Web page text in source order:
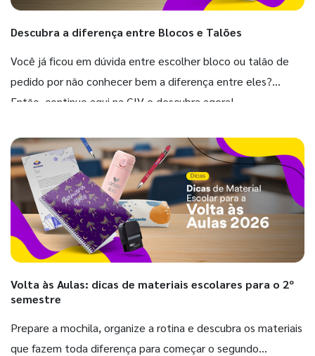
Descubra a diferença entre Blocos e Talões
Você já ficou em dúvida entre escolher bloco ou talão de
pedido por não conhecer bem a diferença entre eles?
Então, continue aqui na GIV e descubra agora!
Volta às Aulas: dicas de materiais escolares para o 2º
semestre
Prepare a mochila, organize a rotina e descubra os materiais
que fazem toda diferença para começar o segundo